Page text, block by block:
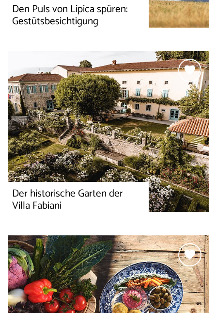
Den Puls von Lipica spüren:
Gestütsbesichtigung
Der historische Garten der
Villa Fabiani